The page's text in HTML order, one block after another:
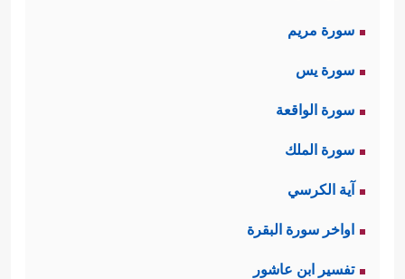
سورة مريم
سورة يس
سورة الواقعة
سورة الملك
آية الكرسي
اواخر سورة البقرة
تفسير ابن عاشور